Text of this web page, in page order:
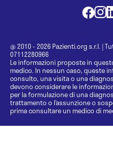
@ 2010 - 2026 Pazienti.org s.r.l. |
07112280966
Le informazioni proposte in
medico. In nessun caso, queste
consulto, una visita o una
devono considerare le
per la formulazione di una
trattamento o l’assunzione o
prima consultare un medico di